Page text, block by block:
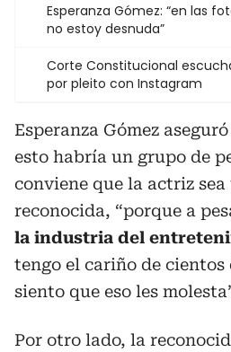
Esperanza Gómez: “en las
no estoy desnuda”
Corte Constitucional
por pleito con Instagram
Esperanza Gómez
esto habría un grupo de
conviene que la actriz
reconocida, “porque a
la industria del
tengo el cariño de cientos
siento que eso les
Por otro lado, la